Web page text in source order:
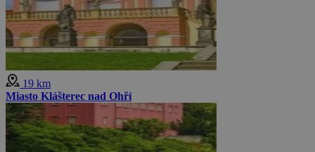
19 km
Miasto Klášterec nad Ohří